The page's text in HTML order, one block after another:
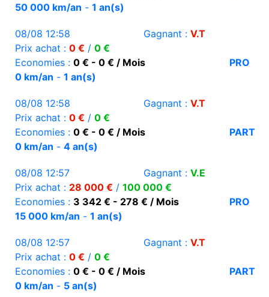
50 000 km/an - 1 an(s)
08/08 12:58 Gagnant : V.T
Prix achat : 0 € / 0 €
Economies : 0 € - 0 € / Mois
PRO
0 km/an - 1 an(s)
08/08 12:58 Gagnant : V.T
Prix achat : 0 € / 0 €
Economies : 0 € - 0 € / Mois
PART
0 km/an - 4 an(s)
08/08 12:57 Gagnant : V.E
Prix achat : 28 000 € / 100 000 €
Economies : 3 342 € - 278 € / Mois
PRO
15 000 km/an - 1 an(s)
08/08 12:57 Gagnant : V.T
Prix achat : 0 € / 0 €
Economies : 0 € - 0 € / Mois
PART
0 km/an - 5 an(s)